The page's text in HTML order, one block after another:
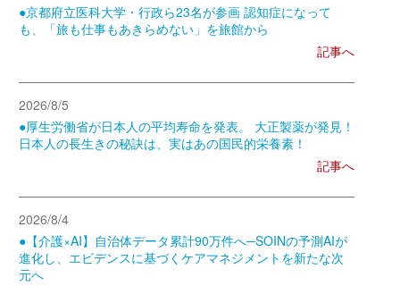
●京都府立医科大学・行政ら23名が参画 認知症になって
も、「旅も仕事もあきらめない」を旅館から
記事へ
2026/8/5
●厚生労働省が日本人の平均寿命を発表。 大正製薬が発見！
日本人の長生きの秘訣は、実はあの国民的栄養素！
記事へ
2026/8/4
●【介護×AI】自治体データ累計90万件へ─SOINの予測AIが
進化し、エビデンスに基づくケアマネジメントを新たな次
元へ